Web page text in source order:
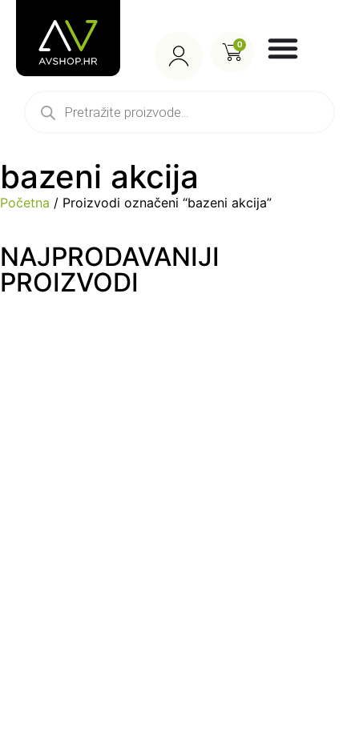
0
bazeni akcija
Početna / Proizvodi označeni “bazeni akcija”
NAJPRODAVANIJI
PROIZVODI